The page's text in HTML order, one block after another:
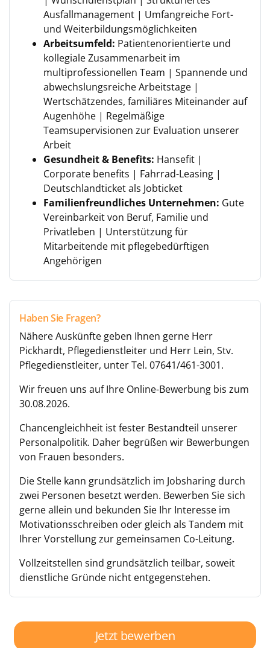
Ausfallmanagement | Umfangreiche Fort-
und Weiterbildungsmöglichkeiten
Arbeitsumfeld: Patientenorientierte und
kollegiale Zusammenarbeit im
multiprofessionellen Team | Spannende und
abwechslungsreiche Arbeitstage |
Wertschätzendes, familiäres Miteinander auf
Augenhöhe | Regelmäßige
Teamsupervisionen zur Evaluation unserer
Arbeit
Gesundheit & Benefits: Hansefit |
Corporate benefits | Fahrrad-Leasing |
Deutschlandticket als Jobticket
Familienfreundliches Unternehmen: Gute
Vereinbarkeit von Beruf, Familie und
Privatleben | Unterstützung für
Mitarbeitende mit pflegebedürftigen
Angehörigen
Haben Sie Fragen?
Nähere Auskünfte geben Ihnen gerne Herr
Pickhardt, Pflegedienstleiter und Herr Lein, Stv.
Pflegedienstleiter, unter Tel. 07641/461-3001.
Wir freuen uns auf Ihre Online-Bewerbung bis zum
30.08.2026.
Chancengleichheit ist fester Bestandteil unserer
Personalpolitik. Daher begrüßen wir Bewerbungen
von Frauen besonders.
Die Stelle kann grundsätzlich im Jobsharing durch
zwei Personen besetzt werden. Bewerben Sie sich
gerne allein und bekunden Sie Ihr Interesse im
Motivationsschreiben oder gleich als Tandem mit
Ihrer Vorstellung zur gemeinsamen Co-Leitung.
Vollzeitstellen sind grundsätzlich teilbar, soweit
dienstliche Gründe nicht entgegenstehen.
Jetzt bewerben